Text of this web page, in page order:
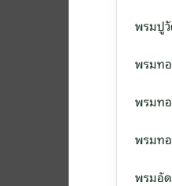
พรมปู
พรมท
พรมท
พรมท
พรมอั